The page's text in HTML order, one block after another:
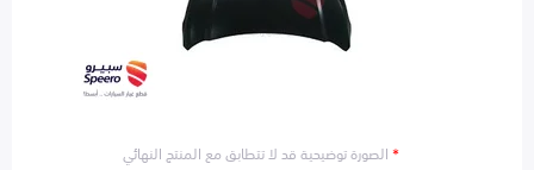
*الصورة توضيحية قد لا تتطابق مع المنتج النهائي